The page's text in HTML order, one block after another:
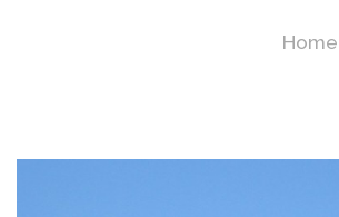
Home